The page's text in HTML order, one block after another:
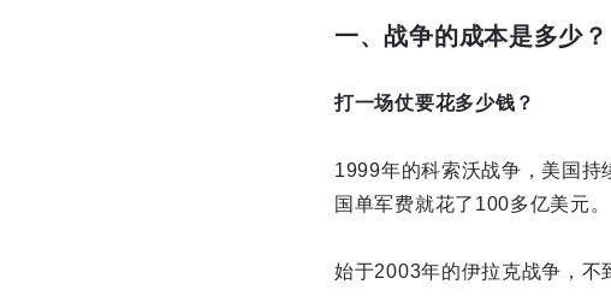
一、战争的成本是多少？
打一场仗要花多少钱？
1999年的科索沃战争，美国
国单军费就花了100多亿美元。
始于2003年的伊拉克战争，不